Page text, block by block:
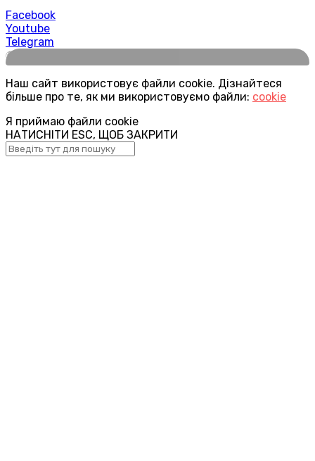
Facebook
Youtube
Telegram
🌍
Наш сайт використовує файли cookie. Дізнайтеся
більше про те, як ми використовуємо файли: cookie
Я приймаю файли cookie
НАТИСНІТИ ESC, ЩОБ ЗАКРИТИ